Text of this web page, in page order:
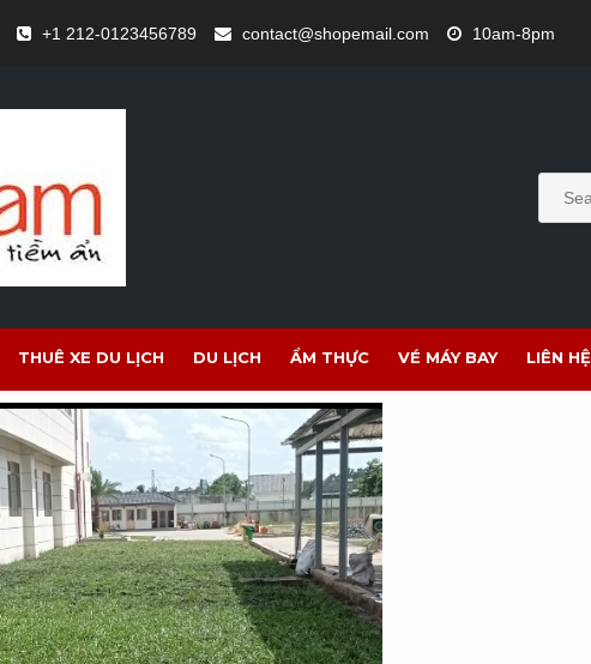
+1 212-0123456789 contact@shopemail.com 10am-8pm
THUÊ XE DU LỊCH DU LỊCH ẨM THỰC VÉ MÁY BAY LIÊN HỆ